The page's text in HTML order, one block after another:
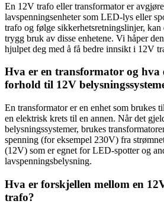
En 12V trafo eller transformator er
lavspenningsenheter som LED-lys eller
trafo og følge sikkerhetsretningslinjer,
trygg bruk av disse enhetene. Vi håper
hjulpet deg med å få bedre innsikt i 12V
Hva er en transformator og hva
forhold til 12V
En transformator er en enhet som brukes
en elektrisk krets til en annen. Når det
belysningssystemer, brukes
spenning (for eksempel 230V) fra
(12V) som er egnet for LED-spotter og
lavspenningsbelysning.
Hva er forskjellen mellom en
trafo?